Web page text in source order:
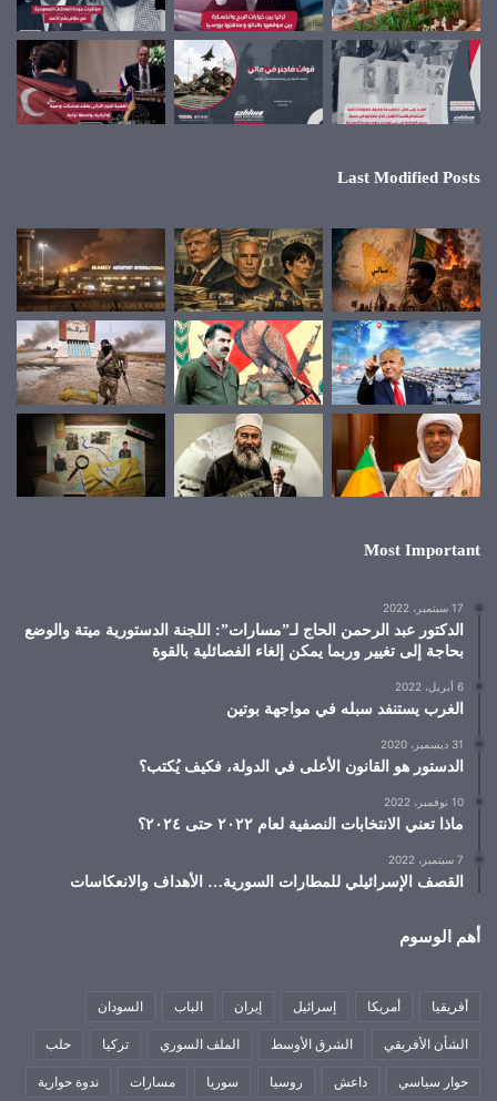
Last Modified Posts
Most Important
17 سبتمبر، 2022
الدكتور عبد الرحمن الحاج لـ”مسارات”: اللجنة الدستورية ميتة والوضع
بحاجة إلى تغيير وربما يمكن إلغاء الفصائلية بالقوة
6 أبريل، 2022
الغرب يستنفد سبله في مواجهة بوتين
31 ديسمبر، 2020
الدستور هو القانون الأعلى في الدولة، فكيف يُكتب؟
10 نوفمبر، 2022
ماذا تعني الانتخابات النصفية لعام ٢٠٢٢ حتى ٢٠٢٤؟
7 سبتمبر، 2022
القصف الإسرائيلي للمطارات السورية… الأهداف والانعكاسات
أهم الوسوم
أفريقيا أمريكا إسرائيل إيران الباب السودان
الشأن الأفريقي الشرق الأوسط الملف السوري تركيا حلب
حوار سياسي داعش روسيا سوريا مسارات ندوة حوارية